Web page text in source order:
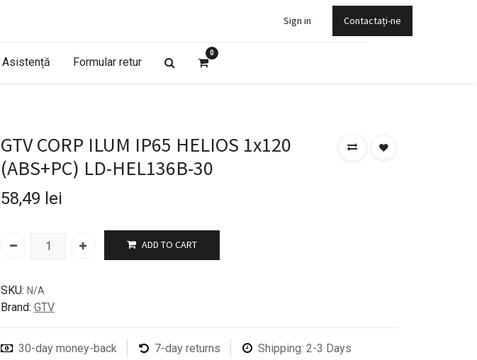
Sign in Contactați-ne
Asistență Formular retur
0
GTV CORP ILUM IP65 HELIOS 1x120
(ABS+PC) LD-HEL136B-30
58,49 lei
ADD TO CART
SKU: N/A
Brand: GTV
30-day money-back 7-day returns
Shipping: 2-3 Days